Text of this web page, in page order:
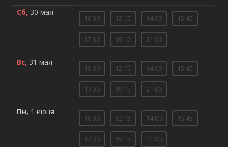
Сб, 30 мая
10:30 12:15 14:00 15:45
17:30 19:15 21:00
Вс, 31 мая
10:30 12:15 14:00 15:45
17:30 19:15 21:00
Пн, 1 июня
10:30 12:15 14:00 15:45
17:30 19:15 21:00